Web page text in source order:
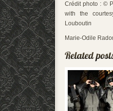
Crédit photo : ©
with the
Louboutin
Marie-Odile